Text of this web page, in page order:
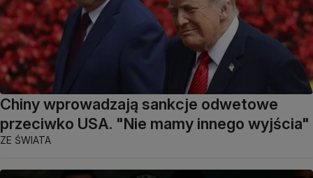
Chiny wprowadzają sankcje odwetowe
przeciwko USA. "Nie mamy innego wyjścia"
ZE ŚWIATA